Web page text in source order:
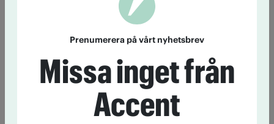
Prenumerera på vårt nyhetsbrev
Missa inget från
Accent